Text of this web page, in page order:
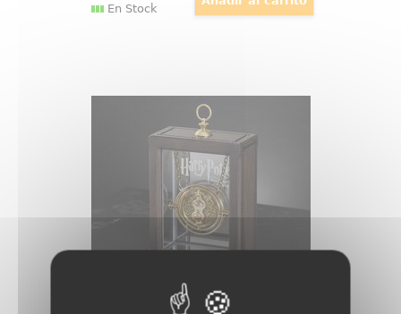
En Stock
Giratiempos de Hermione
¡Adquiere tu propia Réplica Oficial
del Giratiempos (Time-Tuner) de
Hermione! Esta réplica ha sido
realizada con total fidelidad al
giratiempos que aparece en la
película de Harry Potter y el
Prisionero de Azkaban